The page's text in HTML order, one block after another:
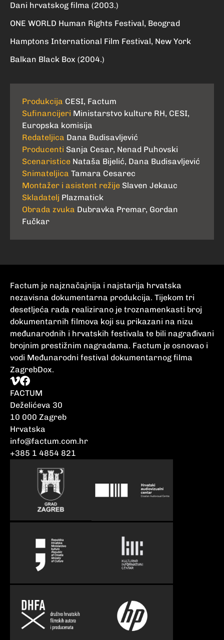
Dani hrvatskog filma (2003.)
ONE WORLD Human Rights Festival, Beograd
Hamptons International Film Festival, New York
Balkan Black Box (2004.)
Produkcija CESI, Factum
Sufinancijeri Ministarstvo kulture RH, CESI,
Europska komisija
Redateljica Dana Budisavljević
Producenti Sanja Cesar, Nenad Puhovski
Scenaristice Nataša Bijelić, Dana Budisavljević
Snimateljica Tamara Cesarec
Montažer i asistent režije Slaven Jekauc
Skladatelj Plazmatick
Obrada zvuka Dubravka Premar, Gordan
Fučkar
Factum je najznačajnija i najstarija hrvatska
nezavisna dokumentarna produkcija. Tijekom tri
desetljeća rada realizirano je troznamenkasti broj
dokumentarnih filmova koji su prikazani na nizu
međunarodnih i hrvatskih festivala te bili nagrađivani
brojnim prestižnim nagradama. Factum je osnovao i
vodi Međunarodni festival dokumentarnog filma
ZagrebDox.
FACTUM
Deželićeva 30
10 000 Zagreb
Hrvatska
info@factum.com.hr
+385 1 4854 821